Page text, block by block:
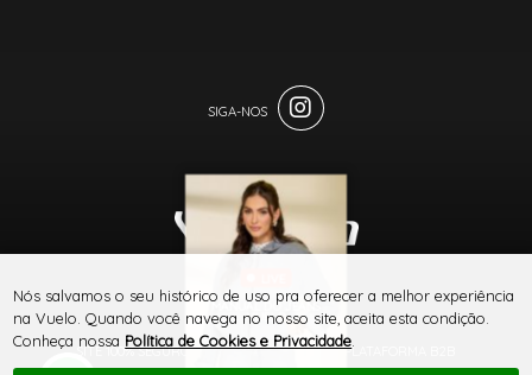
SITE 100% SEGURO PLATAFORMA B2B
® TODOS DIREITOS RESERVADOS
MANUAL DO JEANS
VUELO
Nós salvamos o seu histórico de uso pra oferecer a melhor experiência
na Vuelo. Quando você navega no nosso site, aceita esta condição.
Conheça nossa Política de Cookies e Privacidade